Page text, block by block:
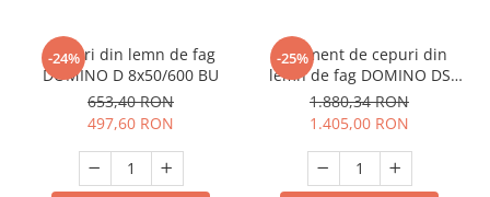
-24%
Cepuri din lemn de fag
DOMINO D 8x50/600 BU
653,40 RON
497,60 RON
-25%
Sortiment de cepuri din
lemn de fag DOMINO DS
4/5/6/8/10 1060 bucati
1.880,34 RON
1.405,00 RON